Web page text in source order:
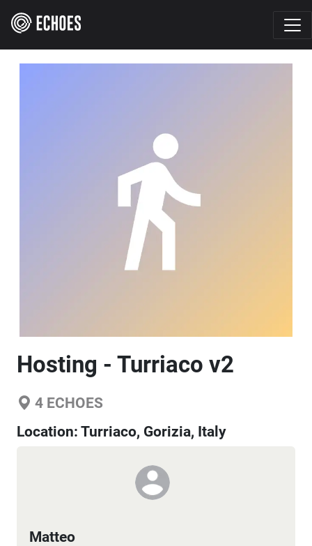
Hosting - Turriaco v2
4 ECHOES
Location: Turriaco, Gorizia, Italy
Matteo